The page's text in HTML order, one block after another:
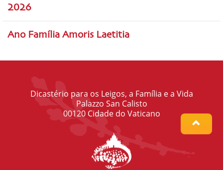
2026
Ano Família Amoris Laetitia
Dicastério para os Leigos, a Família e a Vida
Palazzo San Calisto
00120 Cidade do Vaticano